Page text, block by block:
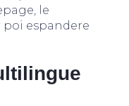
le
poi espandere